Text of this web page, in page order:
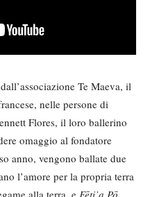
Te Maeva, il
nelle persone di
Flores, il loro ballerino
omaggio al fondatore
anno, vengono ballate due
l’amore per la propria terra